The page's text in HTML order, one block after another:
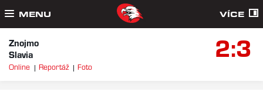
MENU VÍCE
Znojmo
Slavia
2:3
Online Reportáž Foto